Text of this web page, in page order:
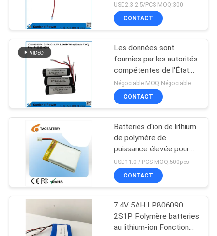
Système de
stockage de
l'énergie d'Ess
Pack de batteries de
vélo électrique
batterie de fer de
USD2.3-2.5/PCS MOQ:300
CONTACT
Les données sont
fournies par les autorités
compétentes de l'État
membre dans lequel elles
sont situées.
Négociable MOQ:Négociable
CONTACT
Batteries d'ion de lithium
de polymère de
puissance élevée pour
RC/E-BIKE 3.7V 20Ah
2C-3C
USD11.0 / PCS MOQ:500pcs
CONTACT
7.4V 5AH LP806090
2S1P Polymère batteries
au lithium-ion Fonction